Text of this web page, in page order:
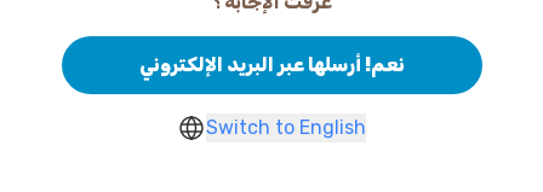
نعم! أرسلها عبر البريد الإلكتروني
Switch to English